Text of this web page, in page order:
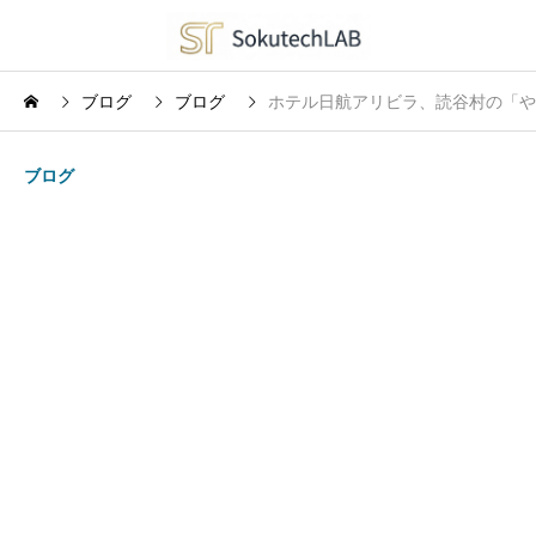
ブログ ブログ ホテル日航アリビラ、読谷村の「
ブログ